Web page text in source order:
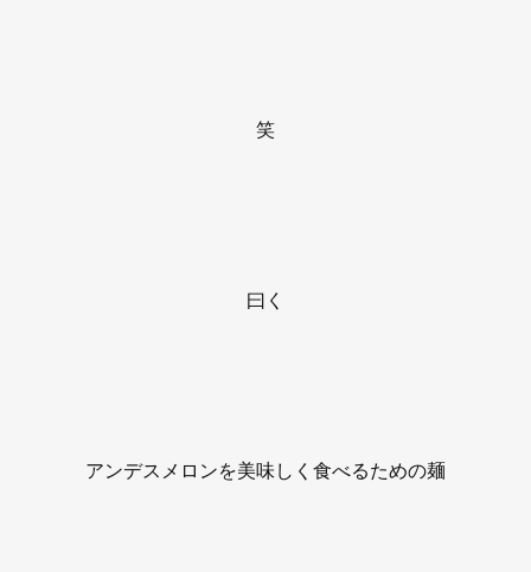
笑
曰く
アンデスメロンを美味しく食べるための麺